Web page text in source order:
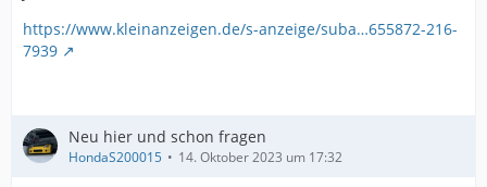
https://www.kleinanzeigen.de/s-anzeige/suba…655872-216-
7939
Neu hier und schon fragen
HondaS200015 14. Oktober 2023 um 17:32